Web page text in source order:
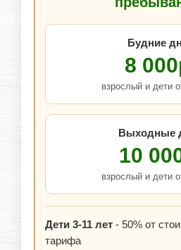
Будние
8
взрослый и дети
Выходные
10
взрослый и дети
Дети 3-11 лет - 50% от
тарифа